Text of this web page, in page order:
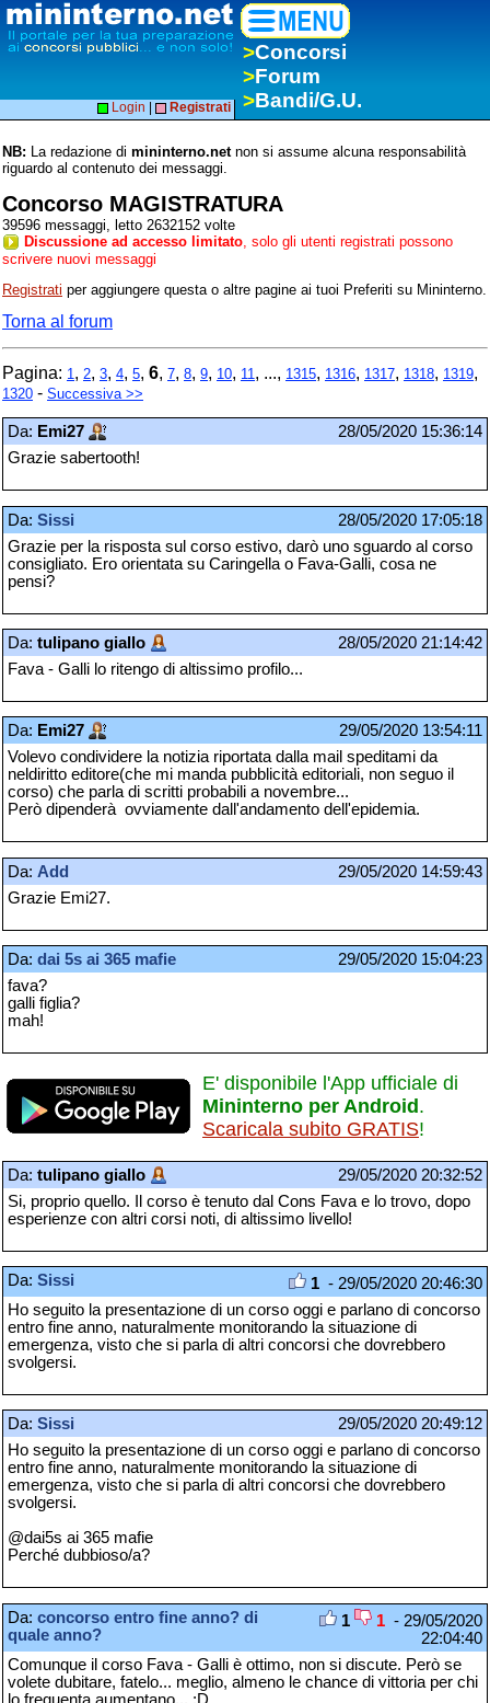
>Concorsi
>Forum
>Bandi/G.U.
Login Registrati
NB: La redazione di mininterno.netnon si assume alcuna responsabilità
riguardo al contenuto dei messaggi.
Concorso MAGISTRATURA
39596 messaggi, letto 2632152 volte
Discussione ad accesso limitato , solo gli utenti registrati possono
scrivere nuovi messaggi
Registrati per aggiungere questa o altre pagine ai tuoi Preferiti su Mininterno.
Torna al forum
Pagina: 1 , 2, 3, 4, 5, 6, 7, 8, 9, 10, 11 , ..., 1315, 1316, 1317, 1318, 1319,
1320 - Successiva >>
Da: Emi27
28/05/2020 15:36:14
Grazie sabertooth!
Da: Sissi
28/05/2020 17:05:18
Grazie per la risposta sul corso estivo, darò uno sguardo al corso
consigliato. Ero orientata su Caringella o Fava-Galli, cosa ne
pensi?
Da: tulipano giallo
28/05/2020 21:14:42
Fava - Galli lo ritengo di altissimo profilo...
Da: Emi27
29/05/2020 13:54:11
Volevo condividere la notizia riportata dalla mail speditami da
neldiritto editore(che mi manda pubblicità editoriali, non seguo il
corso) che parla di scritti probabili a novembre...
Però dipenderà ovviamente dall'andamento dell'epidemia.
Da: Add
29/05/2020 14:59:43
Grazie Emi27.
Da: dai 5s ai 365 mafie
29/05/2020 15:04:23
fava?
galli figlia?
mah!
E' disponibile l'App ufficiale di
Mininterno per Android .
Scaricala subito GRATIS!
Da: tulipano giallo
29/05/2020 20:32:52
Si, proprio quello. Il corso è tenuto dal Cons Fava e lo trovo, dopo
esperienze con altri corsi noti, di altissimo livello!
Da: Sissi 1 - 29/05/2020 20:46:30
Ho seguito la presentazione di un corso oggi e parlano di concorso
entro fine anno, naturalmente monitorando la situazione di
emergenza, visto che si parla di altri concorsi che dovrebbero
svolgersi.
Da: Sissi
29/05/2020 20:49:12
Ho seguito la presentazione di un corso oggi e parlano di concorso
entro fine anno, naturalmente monitorando la situazione di
emergenza, visto che si parla di altri concorsi che dovrebbero
svolgersi.
@dai5s ai 365 mafie
Perché dubbioso/a?
Da: concorso entro fine anno? di
quale anno?
1 1 - 29/05/2020
22:04:40
Comunque il corso Fava - Galli è ottimo, non si discute. Però se
volete dubitare, fatelo... meglio, almeno le chance di vittoria per chi
lo frequenta aumentano... :D